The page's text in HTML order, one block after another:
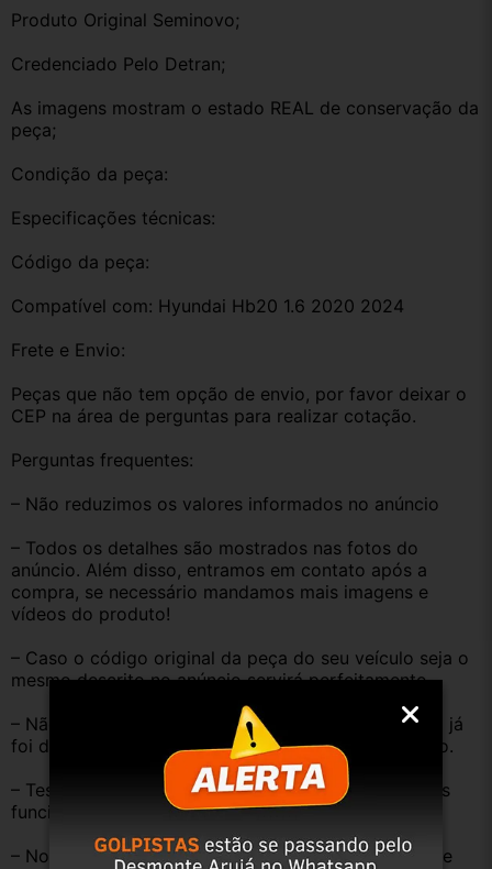
Produto Original Seminovo;
Credenciado Pelo Detran;
As imagens mostram o estado REAL de conservação da
peça;
Condição da peça:
Especificações técnicas:
Código da peça:
Compatível com: Hyundai Hb20 1.6 2020 2024
Frete e Envio:
Peças que não tem opção de envio, por favor deixar o
CEP na área de perguntas para realizar cotação.
Perguntas frequentes:
– Não reduzimos os valores informados no anúncio
– Todos os detalhes são mostrados nas fotos do
anúncio. Além disso, entramos em contato após a
compra, se necessário mandamos mais imagens e
vídeos do produto!
– Caso o código original da peça do seu veículo seja o
mesmo descrito no anúncio servirá perfeitamente.
– Não temos informação sobre o KM, pois o veículo já
foi desmontado. No entanto, estão em ótimo estado.
– Testamos as peças antes de anunciar e enviar, elas
funcionam perfeitamente.
– Nossas peças são USADAS e apresentam desgaste